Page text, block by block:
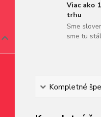
Viac ako
trhu
Sme
sme tu
Kompletné